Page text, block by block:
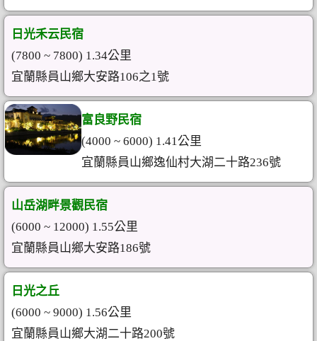
日光禾云民宿
(7800 ~ 7800) 1.34公里
宜蘭縣員山鄉大安路106之1號
富良野民宿
(4000 ~ 6000) 1.41公里
宜蘭縣員山鄉逸仙村大湖二十路236號
山岳湖畔景觀民宿
(6000 ~ 12000) 1.55公里
宜蘭縣員山鄉大安路186號
日光之丘
(6000 ~ 9000) 1.56公里
宜蘭縣員山鄉大湖二十路200號